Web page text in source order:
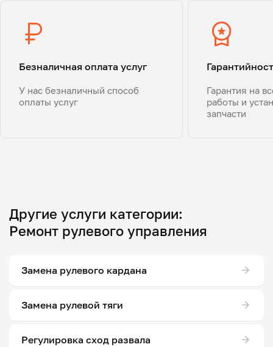
Безналичная оплата услуг
У нас безналичный способ
оплаты услуг
Гарантия на
работы и
запчасти
Другие услуги категории:
Ремонт рулевого управления
Замена рулевого кардана
Замена рулевой тяги
Регулировка сход развала